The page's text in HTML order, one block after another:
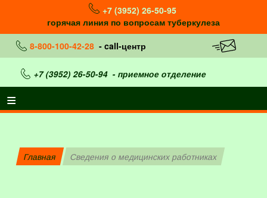
+7 (3952) 26-50-95
горячая линия по вопросам туберкулеза
8-800-100-42-28 - call-центр
+7 (3952) 26-50-94- приемное отделение
Главная Сведения о медицинских работниках